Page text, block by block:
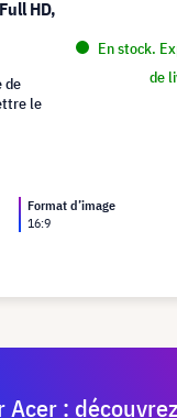
HD,
En stock.
de
de
le
Format d’image
16:9
: